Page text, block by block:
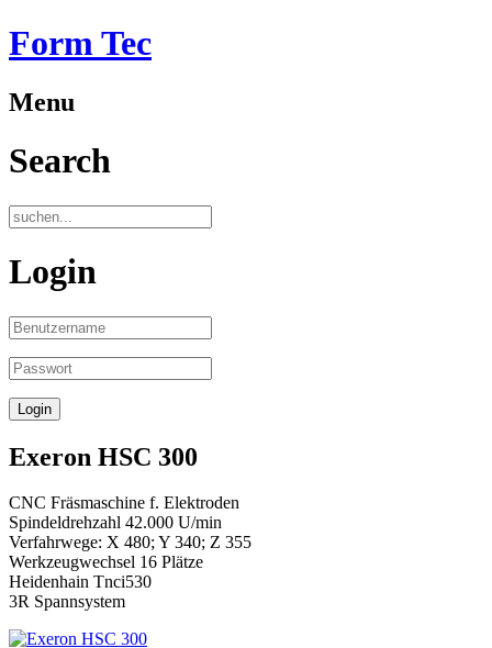
Form Tec
Menu
Search
Login
Exeron HSC 300
CNC Fräsmaschine f. Elektroden
Spindeldrehzahl 42.000 U/min
Verfahrwege: X 480; Y 340; Z 355
Werkzeugwechsel 16 Plätze
Heidenhain Tnci530
3R Spannsystem